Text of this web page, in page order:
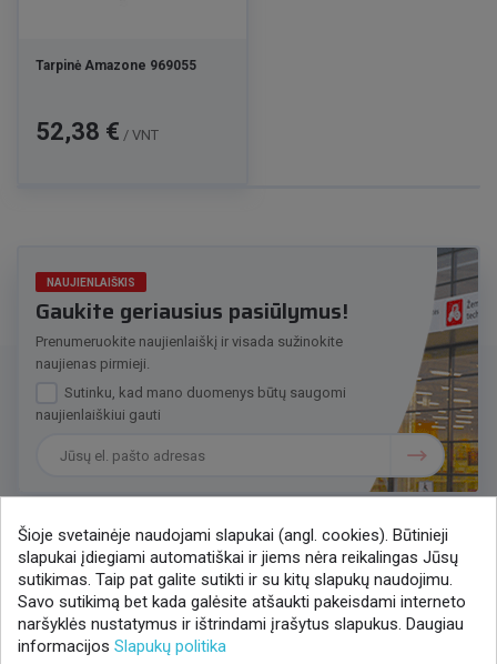
Tarpinė Amazone 969055
Kaina
52,38 € / VNT
NAUJIENLAIŠKIS
Gaukite geriausius pasiūlymus!
Prenumeruokite naujienlaiškį ir visada sužinokite
naujienas pirmieji.
Sutinku, kad mano duomenys būtų saugomi
naujienlaiškiui gauti
Susisiekime
+370 37 405401
lytagra@lytagra.lt
Šioje svetainėje naudojami slapukai (angl. cookies). Būtinieji
slapukai įdiegiami automatiškai ir jiems nėra reikalingas Jūsų
sutikimas. Taip pat galite sutikti ir su kitų slapukų naudojimu.
Savo sutikimą bet kada galėsite atšaukti pakeisdami interneto
naršyklės nustatymus ir ištrindami įrašytus slapukus. Daugiau
informacijos Slapukų politika